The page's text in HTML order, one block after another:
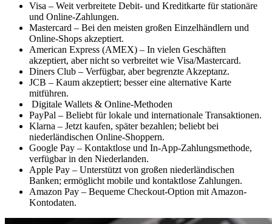
Visa – Weit verbreitete Debit- und Kreditkarte für stationäre
und Online-Zahlungen.
Mastercard – Bei den meisten großen Einzelhändlern und
Online-Shops akzeptiert.
American Express (AMEX) – In vielen Geschäften
akzeptiert, aber nicht so verbreitet wie Visa/Mastercard.
Diners Club – Verfügbar, aber begrenzte Akzeptanz.
JCB – Kaum akzeptiert; besser eine alternative Karte
mitführen.
Digitale Wallets & Online-Methoden
PayPal – Beliebt für lokale und internationale Transaktionen.
Klarna – Jetzt kaufen, später bezahlen; beliebt bei
niederländischen Online-Shoppern.
Google Pay – Kontaktlose und In-App-Zahlungsmethode,
verfügbar in den Niederlanden.
Apple Pay – Unterstützt von großen niederländischen
Banken; ermöglicht mobile und kontaktlose Zahlungen.
Amazon Pay – Bequeme Checkout-Option mit Amazon-
Kontodaten.